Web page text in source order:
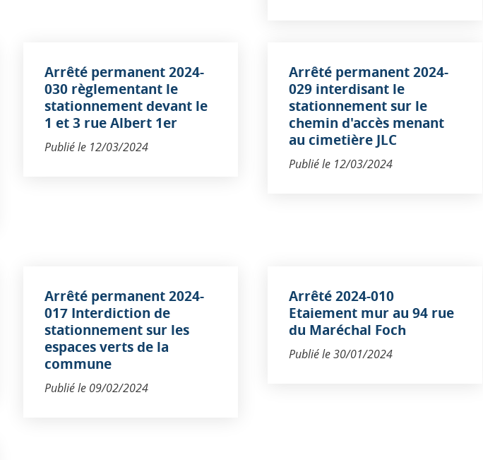
Arrêté permanent 2024-
030 règlementant le
stationnement devant le
1 et 3 rue Albert 1er
Publié le 12/03/2024
Arrêté permanent 2024-
029 interdisant le
stationnement sur le
chemin d'accès menant
au cimetière JLC
Publié le 12/03/2024
Arrêté permanent 2024-
017 Interdiction de
stationnement sur les
espaces verts de la
commune
Publié le 09/02/2024
Arrêté 2024-010
Etaiement mur au 94 rue
du Maréchal Foch
Publié le30/01/2024